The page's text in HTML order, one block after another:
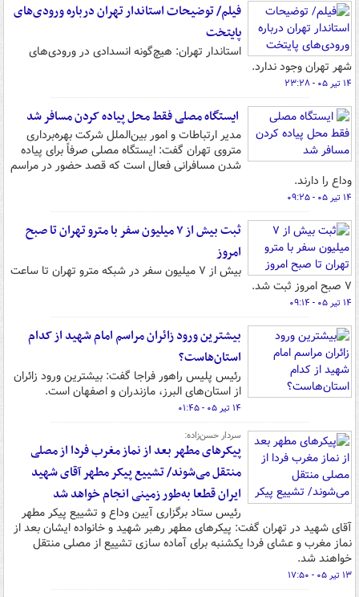
فیلم/ توضیحات استاندار تهران درباره ورودی‌های
پایتخت
استاندار تهران: هیچ‌گونه انسدادی در ورودی‌های
شهر تهران وجود ندارد.
۱۴ تیر ۰۵ - ۲۳:۲۸
ایستگاه مصلی فقط محل پیاده کردن مسافر شد
مدیر ارتباطات و امور بین‌الملل شرکت بهره‌برداری
متروی تهران گفت: ایستگاه مصلی صرفاً برای پیاده
شدن مسافرانی فعال است که قصد حضور در مراسم
وداع را دارند.
۱۴ تیر ۰۵ - ۰۹:۲۵
ثبت بیش از ۷ میلیون سفر با مترو تهران تا صبح
امروز
بیش از ۷ میلیون سفر در شبکه مترو تهران تا ساعت
۷ صبح امروز ثبت شد.
۱۴ تیر ۰۵ - ۰۹:۱۴
بیشترین ورود زائران مراسم امام شهید از کدام
استان‌هاست؟
رئیس پلیس راهور فراجا گفت: بیشترین ورود زائران
از استان‌های البرز، مازندران و اصفهان است.
۱۴ تیر ۰۵ - ۰۱:۴۵
سردار حسن‌زاده:
پیکرهای مطهر بعد از نماز مغرب فردا از مصلی
منتقل می‌شوند/ تشییع پیکر مطهر آقای شهید
ایران قطعا به‌طور زمینی انجام خواهد شد
رئیس ستاد برگزاری آیین وداع و تشییع پیکر مطهر
آقای شهید در تهران گفت: پیکرهای مطهر رهبر شهید و خانواده ایشان بعد از
نماز مغرب و عشای فردا یکشنبه برای آماده سازی تشییع از مصلی منتقل
خواهند شد.
۱۳ تیر ۰۵ - ۱۷:۵۰